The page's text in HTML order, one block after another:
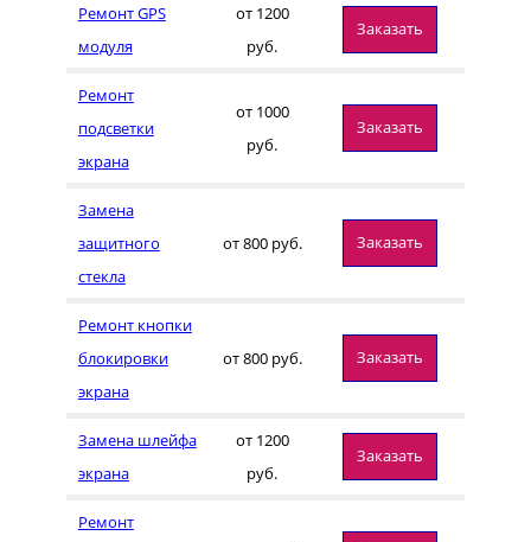
Ремонт GPS
модуля
от 1200
руб.
Заказать
Ремонт
подсветки
экрана
от 1000
руб.
Заказать
Замена
защитного
стекла
от 800 руб. Заказать
Ремонт кнопки
блокировки
экрана
от 800 руб. Заказать
Замена шлейфа
экрана
от 1200
руб.
Заказать
Ремонт